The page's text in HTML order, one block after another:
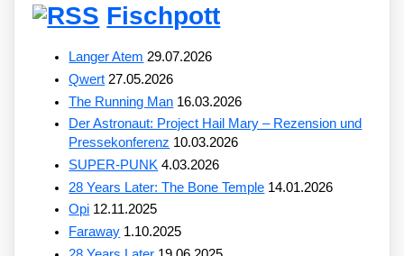
Fischpott
Langer Atem 29.07.2026
Qwert 27.05.2026
The Running Man 16.03.2026
Der Astronaut: Project Hail Mary – Rezension und
Pressekonferenz 10.03.2026
SUPER-PUNK 4.03.2026
28 Years Later: The Bone Temple 14.01.2026
Opi 12.11.2025
Faraway 1.10.2025